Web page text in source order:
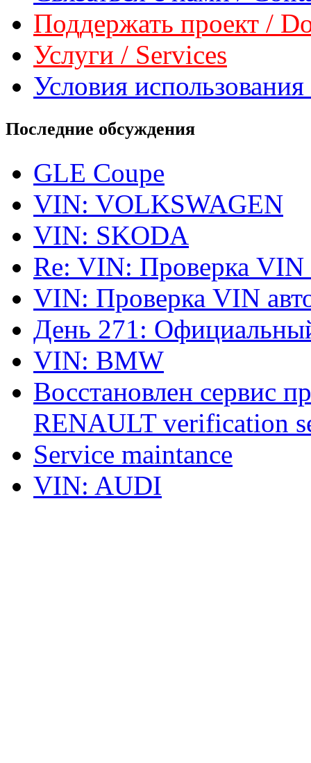
Поддержать проект /
Услуги / Services
Условия
Последние обсуждения
GLE Coupe
VIN: VOLKSWAGEN
VIN: SKODA
Re: VIN: Проверка VIN
VIN: Проверка VIN
День 271:
VIN: BMW
Восстановлен сервис
RENAULT verification
Service maintance
VIN: AUDI